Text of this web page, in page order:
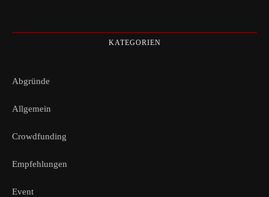
KATEGORIEN
Abgründe
Allgemein
Crowdfunding
Empfehlungen
Event